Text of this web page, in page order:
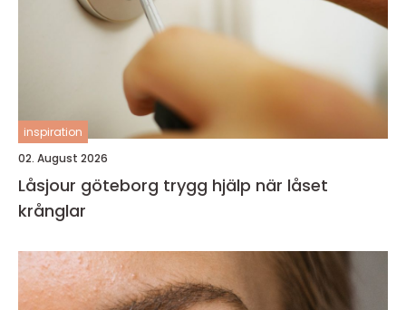
inspiration
02. August 2026
Låsjour göteborg trygg hjälp när låset
krånglar